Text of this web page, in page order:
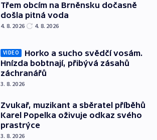
Třem obcím na Brněnsku dočasně
došla pitná voda
4. 8. 2026 4. 8. 2026
VIDEO
Horko a sucho svědčí vosám.
Hnízda bobtnají, přibývá zásahů
záchranářů
3. 8. 2026
Zvukař, muzikant a sběratel příběhů
Karel Popelka oživuje odkaz svého
prastrýce
3. 8. 2026